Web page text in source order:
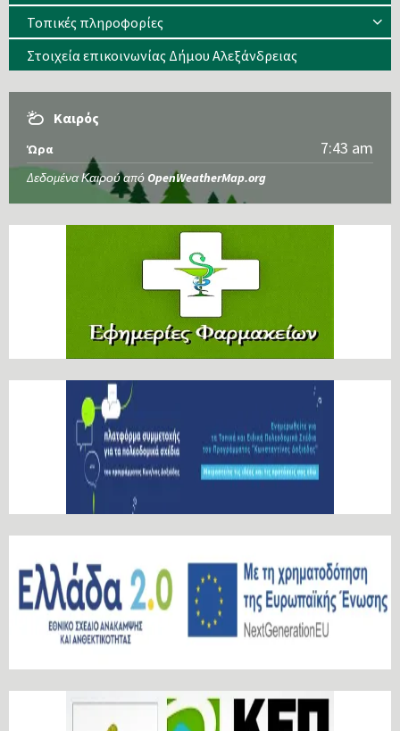
Τοπικές πληροφορίες
Στοιχεία επικοινωνίας Δήμου Αλεξάνδρειας
Καιρός
Ώρα 7:43 am
Δεδομένα Καιρού από OpenWeatherMap.org